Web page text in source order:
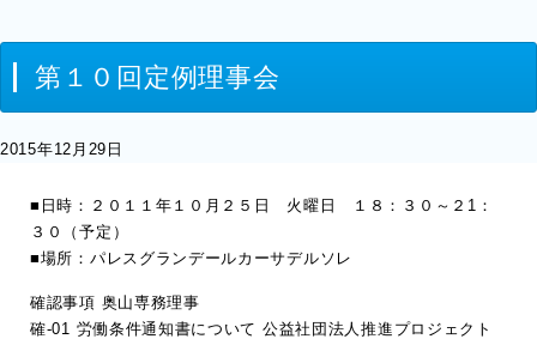
第１０回定例理事会
2015年12月29日
■日時：２０１１年１０月２５日 火曜日 １８：３０～２1：
３０（予定）
■場所：パレスグランデールカーサデルソレ
確認事項 奥山専務理事
確-01 労働条件通知書について 公益社団法人推進プロジェクト